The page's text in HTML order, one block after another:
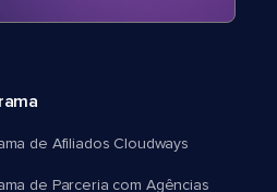
de Afiliados Cloudways
de Parceria com Agências